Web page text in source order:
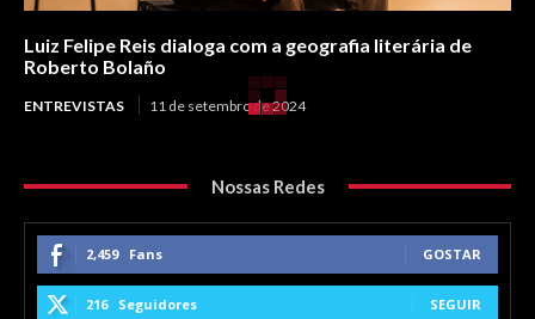
Luiz Felipe Reis dialoga com a geografia literária de
Roberto Bolaño
ENTREVISTAS 11 de setembro de 2024
Nossas Redes
2,459 Fans GOSTAR
216 Seguidores SEGUIR